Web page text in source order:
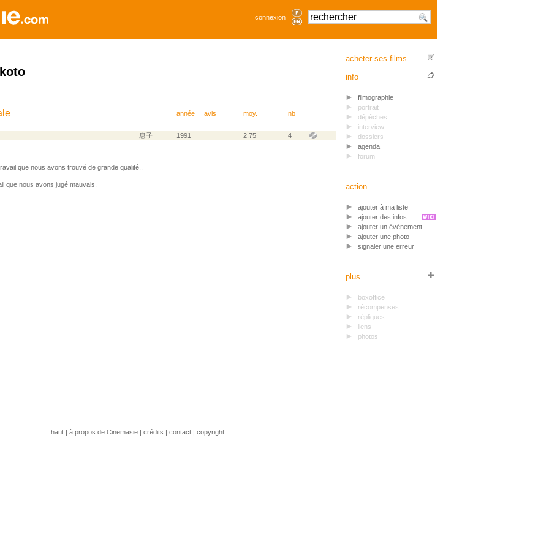
connexion
année avis moy. nb
息子 1991 2.75 4
que nous avons trouvé de grande qualité..
que nous avons jugé mauvais.
acheter ses films
info
filmographie
portrait
dépêches
interview
dossiers
agenda
forum
action
ajouter à ma liste
ajouter des infos
ajouter un événement
ajouter une photo
signaler une erreur
plus
boxoffice
récompenses
répliques
liens
photos
haut| à propos de Cinemasie| crédits | contact| copyright